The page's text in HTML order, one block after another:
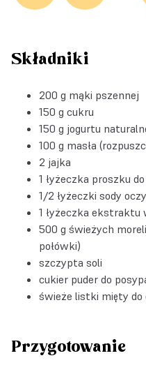
Składniki
200 g mąki pszennej
150 g cukru
150 g jogurtu
100 g masła
2 jajka
1 łyżeczka proszku
1/2 łyżeczki sody
1 łyżeczka ekstraktu
500 g świeżych
połówki)
szczypta soli
cukier puder do
świeże listki mięty do
Przygotowanie